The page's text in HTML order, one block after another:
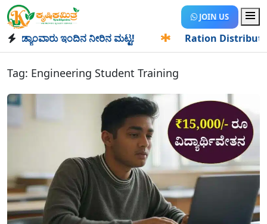
JOIN US
ಇಂದಿನ ನೀರಿನ ಮಟ್ಟ! Ration Distribution-
Tag: Engineering Student Training